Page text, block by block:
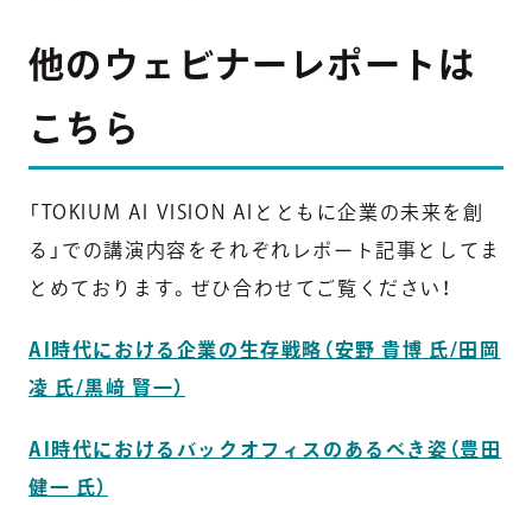
他のウェビナーレポートは
こちら
「TOKIUM AI VISION AIとともに企業の未来を創
る」での講演内容をそれぞれレポート記事としてま
とめております。ぜひ合わせてご覧ください！
AI時代における企業の生存戦略（安野 貴博 氏/田岡
凌 氏/黒﨑 賢一）
AI時代におけるバックオフィスのあるべき姿（豊田
健一 氏）